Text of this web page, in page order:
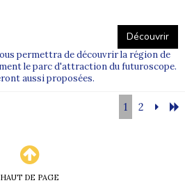
Découvrir
permettra de découvrir la région de
le parc d'attraction du futuroscope.
aussi proposées.
1 2
HAUT DE PAGE